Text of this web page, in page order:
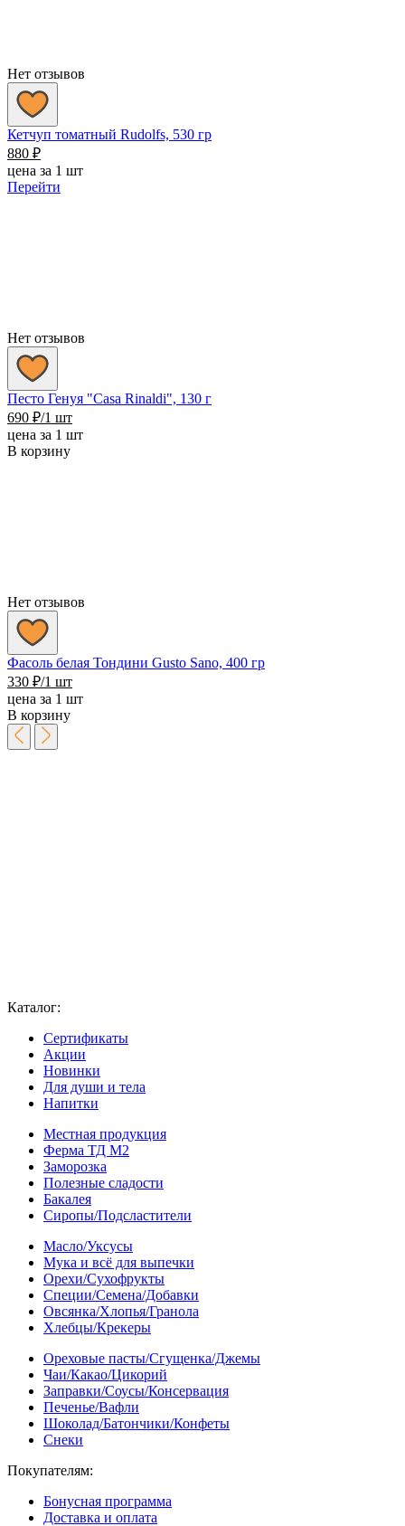
Нет отзывов
Кетчуп томатный Rudolfs, 530 гр
880 ₽
цена за 1 шт
Перейти
Нет отзывов
Песто Генуя "Casa Rinaldi", 130 г
690 ₽/1 шт
цена за 1 шт
В корзину
Нет отзывов
Фасоль белая Тондини Gusto Sano, 400 гр
330 ₽/1 шт
цена за 1 шт
В корзину
Каталог:
Сертификаты
Акции
Новинки
Для души и тела
Напитки
Местная продукция
Ферма ТД М2
Заморозка
Полезные сладости
Бакалея
Сиропы/Подсластители
Масло/Уксусы
Мука и всё для выпечки
Орехи/Сухофрукты
Специи/Семена/Добавки
Овсянка/Хлопья/Гранола
Хлебцы/Крекеры
Ореховые пасты/Сгущенка/Джемы
Чаи/Какао/Цикорий
Заправки/Соусы/Консервация
Печенье/Вафли
Шоколад/Батончики/Конфеты
Снеки
Покупателям:
Бонусная программа
Доставка и оплата